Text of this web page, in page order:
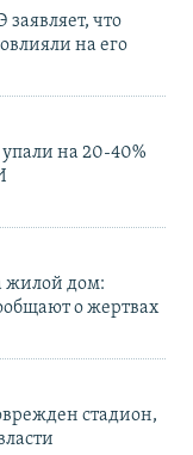
что
на его
на 20-40%
жилой дом:
о жертвах
стадион,